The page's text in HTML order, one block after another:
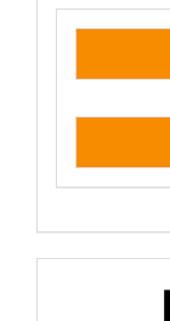
custom